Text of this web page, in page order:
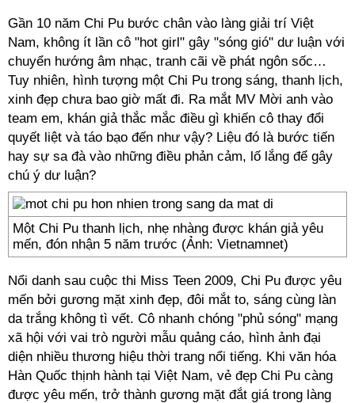
Gần 10 năm Chi Pu bước chân vào làng giải trí Việt
Nam, không ít lần cô "hot girl" gây "sóng gió" dư luận với
chuyển hướng âm nhạc, tranh cãi về phát ngôn sốc…
Tuy nhiên, hình tượng một Chi Pu trong sáng, thanh lịch,
xinh đẹp chưa bao giờ mất đi. Ra mắt MV Mời anh vào
team em, khán giả thắc mắc điều gì khiến cô thay đổi
quyết liệt và táo bạo đến như vậy? Liệu đó là bước tiến
hay sự sa đà vào những điều phản cảm, lố lắng để gây
chú ý dư luận?
Một Chi Pu thanh lịch, nhẹ nhàng được khán giả yêu
mến, đón nhận 5 năm trước (Ảnh: Vietnamnet)
Nổi danh sau cuộc thi Miss Teen 2009, Chi Pu được yêu
mến bởi gương mặt xinh đẹp, đôi mắt to, sáng cùng làn
da trắng không tì vết. Cô nhanh chóng "phủ sóng" mạng
xã hội với vai trò người mẫu quảng cáo, hình ảnh đại
diện nhiều thương hiệu thời trang nổi tiếng. Khi văn hóa
Hàn Quốc thịnh hành tại Việt Nam, vẻ đẹp Chi Pu càng
được yêu mến, trở thành gương mặt đắt giá trong làng